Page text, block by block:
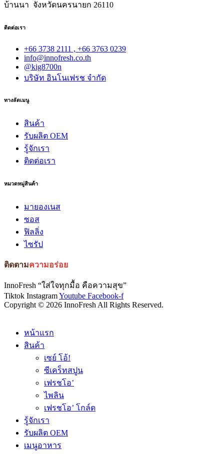
บ้านนา จังหวัดนครนายก 26110
ติดต่อเรา
+66 3738 2111 , +66 3763 0239
info@innofresh.co.th
@kig8700n
บริษัท อินโนเฟรช จำกัด
ทางลัดเมนู
สินค้า
รับผลิต OEM
รู้จักเรา
ติดต่อเรา
หมวดหมู่สินค้า
มายองเนส
ซอส
ฟิลลิ่ง
ไซรัป
ติดตามความอร่อย
InnoFresh “ใส่ใจทุกมื้อ คือความสุข”
Tiktok InstagramYoutube Facebook-f
Copyright © 2026 InnoFresh All Rights Reserved.
หน้าแรก
สินค้า
เซย์ โอ้!
ซีเคร็ทสปูน
เฟรชโอ’
ไพลิน
เฟรชโอ’ โกล์ด
รู้จักเรา
รับผลิต OEM
เมนูอาหาร